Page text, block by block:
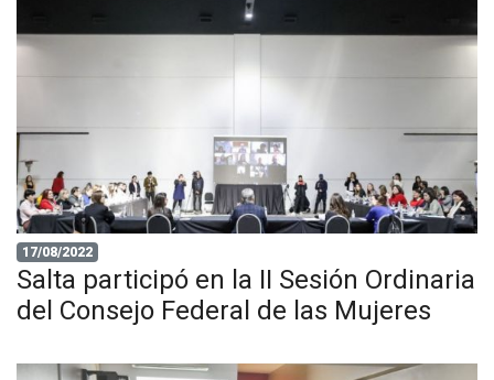
17/08/2022
Salta participó en la II Sesión Ordinaria
del Consejo Federal de las Mujeres